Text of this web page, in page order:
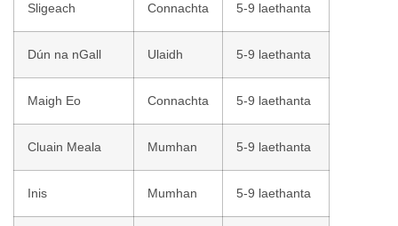
Sligeach Connachta 5-9 laethanta
Dún na nGall Ulaidh 5-9 laethanta
Maigh Eo Connachta 5-9 laethanta
Cluain Meala Mumhan 5-9 laethanta
Inis Mumhan 5-9 laethanta